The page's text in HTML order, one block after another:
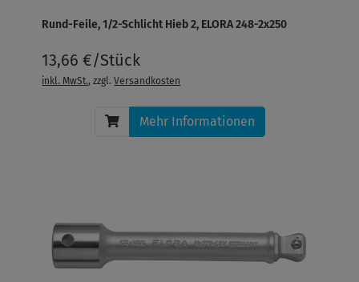
Rund-Feile, 1/2-Schlicht Hieb 2, ELORA 248-2x250
13,66 €/Stück
inkl. MwSt., zzgl.Versandkosten
Mehr Informationen